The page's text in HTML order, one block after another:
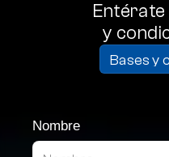
Entérate
y
Bases y
Get
Nombre